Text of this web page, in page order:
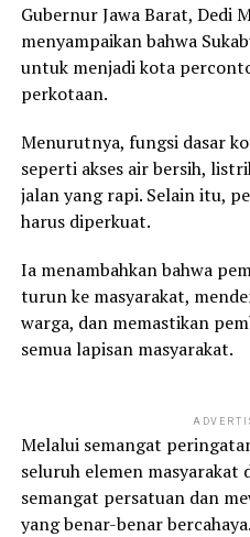
Gubernur Jawa Barat, Dedi
menyampaikan bahwa
untuk menjadi kota
perkotaan.
Menurutnya, fungsi dasar
seperti akses air bersih,
jalan yang rapi. Selain itu,
harus diperkuat.
Ia menambahkan bahwa
turun ke masyarakat,
warga, dan memastikan
semua lapisan masyarakat.
Melalui semangat
seluruh elemen masyarakat
semangat persatuan dan
yang benar-benar bercahaya.